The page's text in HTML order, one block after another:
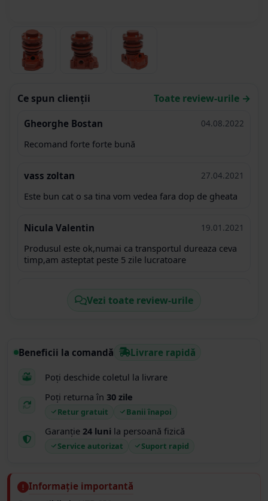
Ce spun clienții Toate review-urile →
Gheorghe Bostan 04.08.2022
Recomand forte forte bună
vass zoltan 27.04.2021
Este bun cat o sa tina vom vedea fara dop de gheata
Nicula Valentin 19.01.2021
Produsul este ok,numai ca transportul dureaza ceva
timp,am asteptat peste 5 zile lucratoare
Vezi toate review-urile
Beneficii la comandă Livrare rapidă
Poți deschide coletul la livrare
Poți returna în 30 zile
Retur gratuit Banii înapoi
Garanție 24 luni la persoană fizică
Service autorizat Suport rapid
Informație importantă